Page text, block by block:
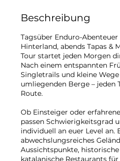
Beschreibung
Tagsüber Enduro-
Hinterland, abends Tapas &
Tour startet jeden Morgen
Nach einem entspannten
Singletrails und kleine
umliegenden Berge – jeden
Route.
Ob Einsteiger oder
passen Schwierigkeitsgrad
individuell an euer Level an.
abwechslungsreiches
Aussichtspunkte,
katalanische Restaurants